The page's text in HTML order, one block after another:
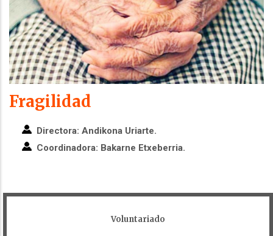
Fragilidad
Directora: Andikona Uriarte.
Coordinadora: Bakarne Etxeberria.
Voluntariado